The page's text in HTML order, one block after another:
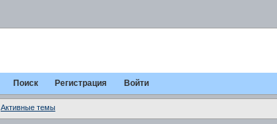
Поиск Регистрация Войти
Активные темы